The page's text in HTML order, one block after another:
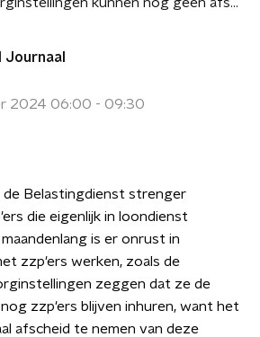
Journaal
2024 06:00 - 09:30
de Belastingdienst strenger
die eigenlijk in loondienst
is er onrust in
zzp'ers werken, zoals de
zeggen dat ze de
zzp'ers blijven inhuren, want het
afscheid te nemen van deze